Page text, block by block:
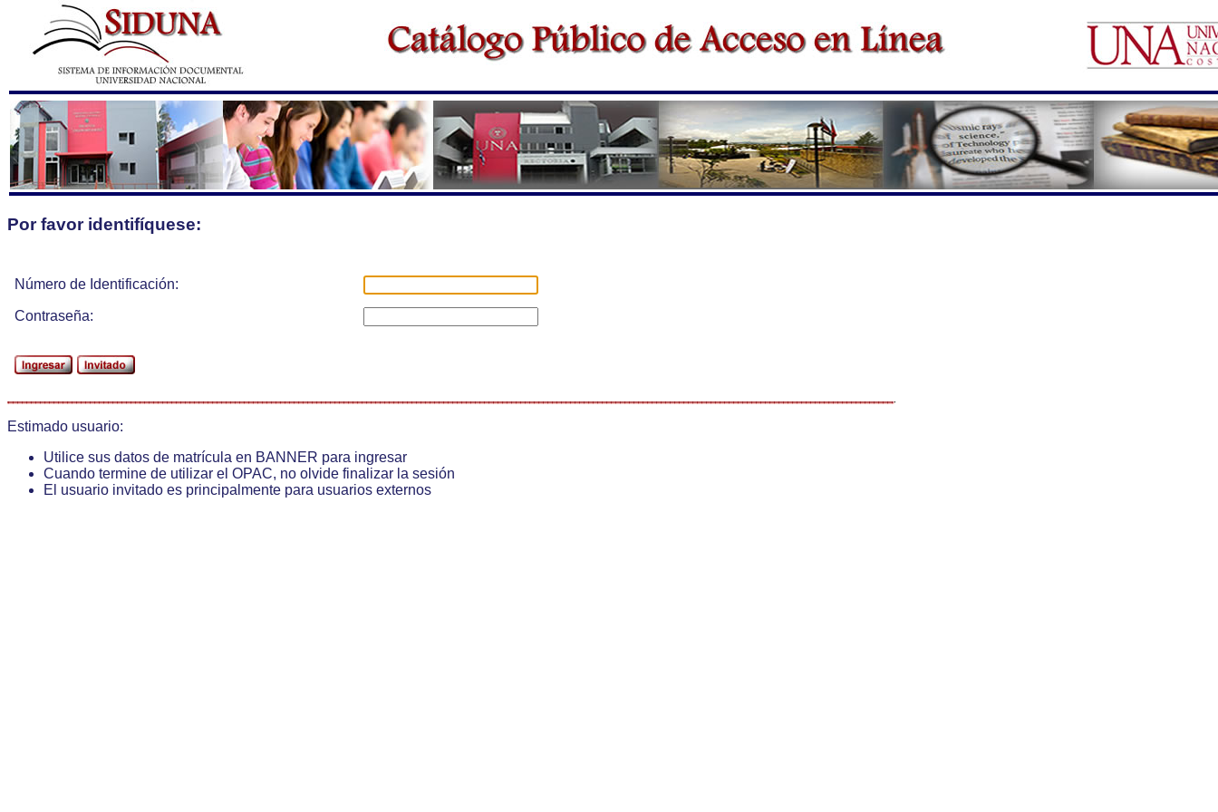
Por favor identifíquese:
Número de Identificación:
Contraseña:
Estimado usuario:
Utilice sus datos de matrícula en BANNER para ingresar
Cuando termine de utilizar el OPAC, no olvide finalizar la sesión
El usuario invitado es principalmente para usuarios externos